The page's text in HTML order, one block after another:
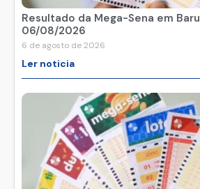
Resultado da Mega-Sena em
06/08/2026
6 de agosto de 2026
Ler noticia